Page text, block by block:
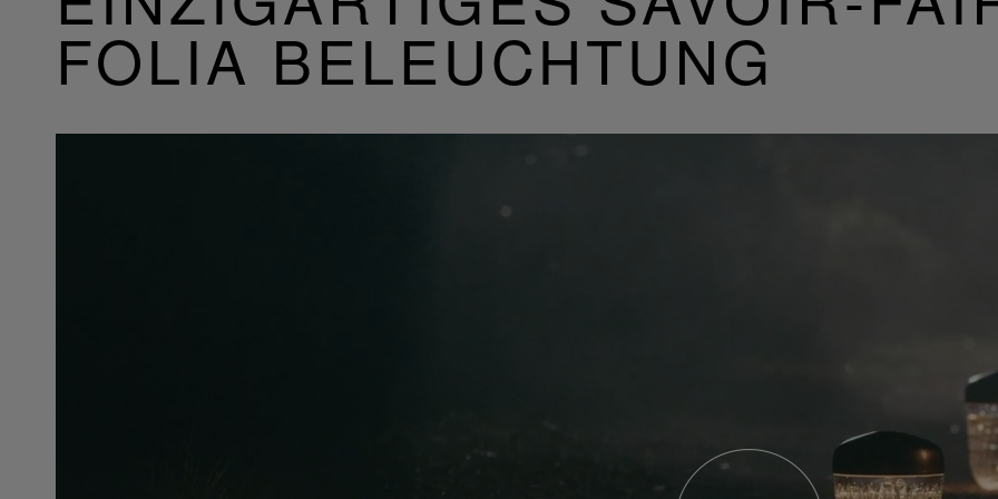
FOLIA BELEUCHTUNG
abspielen
YouTube-
Video,